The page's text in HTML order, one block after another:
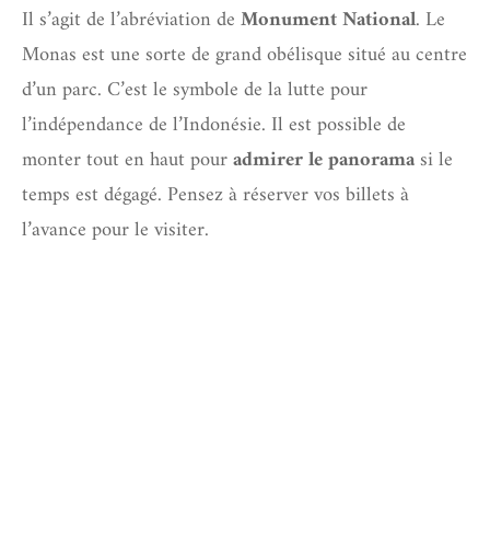
Il s’agit de l’abréviation deMonument National. Le
Monas est une sorte de grand obélisque situé au centre
d’un parc. C’est le symbole de la lutte pour
l’indépendance de l’Indonésie. Il est possible de
monter tout en haut pouradmirer le panoramasi le
temps est dégagé. Pensez à réserver vos billets à
l’avance pour le visiter.